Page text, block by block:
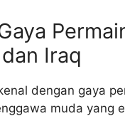
Iraq
dengan gaya
muda yang